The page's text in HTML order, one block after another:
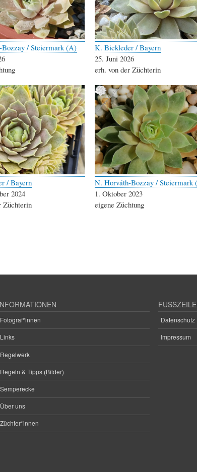
/ Steiermark (A)
K. Bickleder / Bayern
25. Juni 2026
erh. von der Züchterin
/ Bayern
2024
Züchterin
N. Horváth-Bozzay / Steiermark
1. Oktober 2023
eigene Züchtung
Fotograf*innen
Links
Regelwerk
Regeln & Tipps (Bilder)
Semperecke
Über uns
Züchter*innen
Datenschutz
Impressum